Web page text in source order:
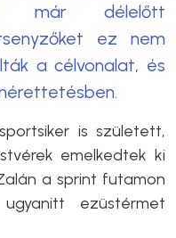
már délelőtt
ez nem
a célvonalat, és
is született,
emelkedtek ki
a sprint futamon
ezüstérmet